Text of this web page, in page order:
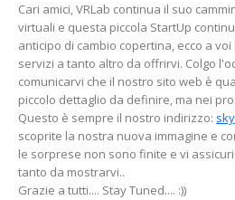
Cari amici, VRLab continua il suo
virtuali e questa piccola StartUp
anticipo di cambio copertina, ecco a
servizi a tanto altro da offrirvi. Colgo
comunicarvi che il nostro sito web è
piccolo dettaglio da definire, ma nei
Questo è sempre il nostro indirizzo:
scoprite la nostra nuova immagine e
le sorprese non sono finite e vi
tanto da mostrarvi..
Grazie a tutti.... Stay Tuned.... :))